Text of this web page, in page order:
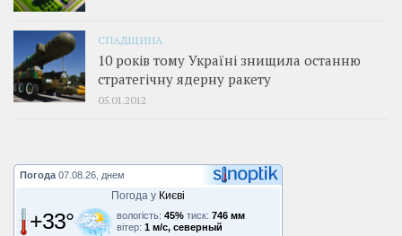
СПАДЩИНА
10 років тому Україні знищила останню
стратегічну ядерну ракету
05.01.2012
Погода 07.08.26, днем
Погода у Києві
+33° вологість: 45% тиск: 746 мм
вітер: 1 м/с, северный